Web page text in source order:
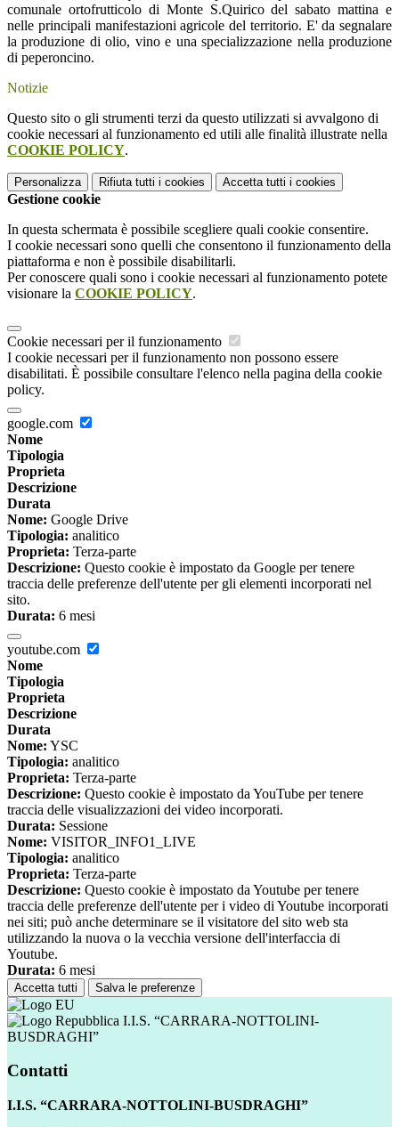
comunale ortofrutticolo di Monte S.Quirico del sabato mattina e
nelle principali manifestazioni agricole del territorio. E' da segnalare
la produzione di olio, vino e una specializzazione nella produzione
di peperoncino.
Notizie
Questo sito o gli strumenti terzi da questo utilizzati si avvalgono di
cookie necessari al funzionamento ed utili alle finalità illustrate nella
COOKIE POLICY.
Personalizza Rifiuta tutti i cookies Accetta tutti i cookies
Gestione cookie
In questa schermata è possibile scegliere quali cookie consentire.
I cookie necessari sono quelli che consentono il funzionamento della
piattaforma e non è possibile disabilitarli.
Per conoscere quali sono i cookie necessari al funzionamento potete
visionare la COOKIE POLICY.
Cookie necessari per il funzionamento
I cookie necessari per il funzionamento non possono essere
disabilitati. È possibile consultare l'elenco nella pagina della cookie
policy.
google.com
Nome
Tipologia
Proprieta
Descrizione
Durata
Nome: Google Drive
Tipologia: analitico
Proprieta: Terza-parte
Descrizione: Questo cookie è impostato da Google per tenere
traccia delle preferenze dell'utente per gli elementi incorporati nel
sito.
Durata: 6 mesi
youtube.com
Nome
Tipologia
Proprieta
Descrizione
Durata
Nome: YSC
Tipologia: analitico
Proprieta: Terza-parte
Descrizione: Questo cookie è impostato da YouTube per tenere
traccia delle visualizzazioni dei video incorporati.
Durata: Sessione
Nome: VISITOR_INFO1_LIVE
Tipologia: analitico
Proprieta: Terza-parte
Descrizione: Questo cookie è impostato da Youtube per tenere
traccia delle preferenze dell'utente per i video di Youtube incorporati
nei siti; può anche determinare se il visitatore del sito web sta
utilizzando la nuova o la vecchia versione dell'interfaccia di
Youtube.
Durata: 6 mesi
Accetta tutti Salva le preferenze
I.I.S. “CARRARA-NOTTOLINI-
BUSDRAGHI”
Contatti
I.I.S. “CARRARA-NOTTOLINI-BUSDRAGHI”